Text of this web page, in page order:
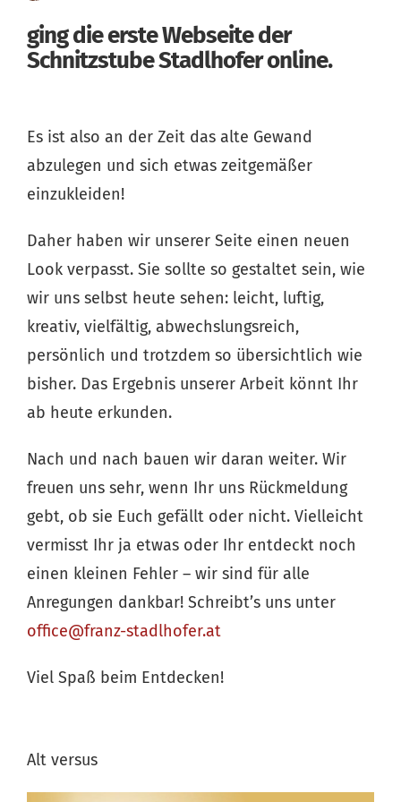
ging die erste Webseite der
Schnitzstube Stadlhofer online.
Es ist also an der Zeit das alte Gewand
abzulegen und sich etwas zeitgemäßer
einzukleiden!
Daher haben wir unserer Seite einen neuen
Look verpasst. Sie sollte so gestaltet sein, wie
wir uns selbst heute sehen: leicht, luftig,
kreativ, vielfältig, abwechslungsreich,
persönlich und trotzdem so übersichtlich wie
bisher. Das Ergebnis unserer Arbeit könnt Ihr
ab heute erkunden.
Nach und nach bauen wir daran weiter. Wir
freuen uns sehr, wenn Ihr uns Rückmeldung
gebt, ob sie Euch gefällt oder nicht. Vielleicht
vermisst Ihr ja etwas oder Ihr entdeckt noch
einen kleinen Fehler – wir sind für alle
Anregungen dankbar! Schreibt’s uns unter
office@franz-stadlhofer.at
Viel Spaß beim Entdecken!
Alt versus